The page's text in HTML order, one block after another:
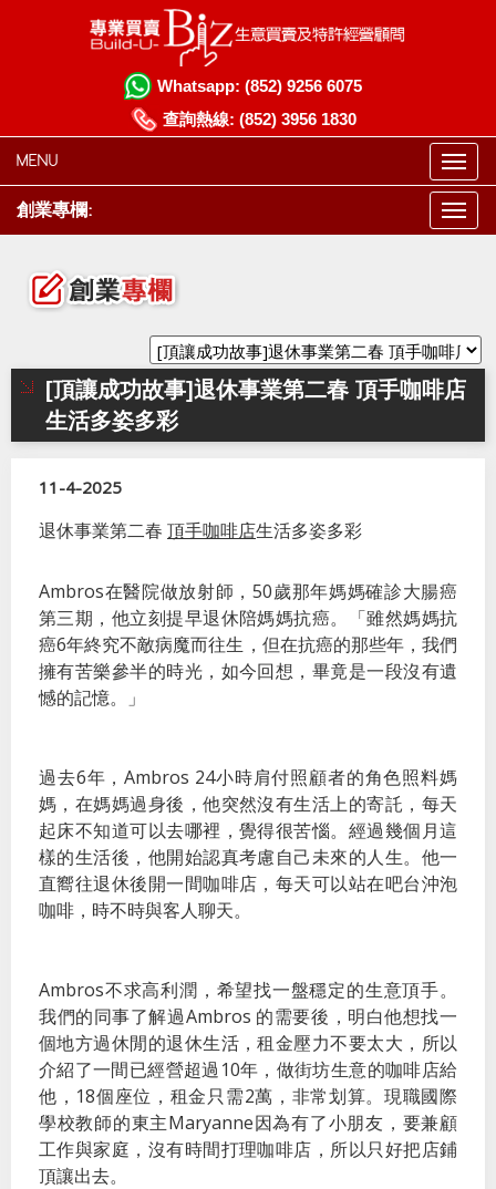
Whatsapp: (852) 9256 6075
查詢熱線: (852) 3956 1830
MENU
創業專欄:
[頂讓成功故事]退休事業第二春 頂手咖啡店
生活多姿多彩
11-4-2025
退休事業第二春 頂手咖啡店生活多姿多彩
Ambros在醫院做放射師，50歲那年媽媽確診大腸癌
第三期，他立刻提早退休陪媽媽抗癌。「雖然媽媽抗
癌6年終究不敵病魔而往生，但在抗癌的那些年，我們
擁有苦樂參半的時光，如今回想，畢竟是一段沒有遺
憾的記憶。」
過去6年，Ambros 24小時肩付照顧者的角色照料媽
媽，在媽媽過身後，他突然沒有生活上的寄託，每天
起床不知道可以去哪裡，覺得很苦惱。經過幾個月這
樣的生活後，他開始認真考慮自己未來的人生。他一
直嚮往退休後開一間咖啡店，每天可以站在吧台沖泡
咖啡，時不時與客人聊天。
Ambros不求高利潤，希望找一盤穩定的生意頂手。
我們的同事了解過Ambros 的需要後，明白他想找一
個地方過休閒的退休生活，租金壓力不要太大，所以
介紹了一間已經營超過10年，做街坊生意的咖啡店給
他，18個座位，租金只需2萬，非常划算。現職國際
學校教師的東主Maryanne因為有了小朋友，要兼顧
工作與家庭，沒有時間打理咖啡店，所以只好把店鋪
頂讓出去。